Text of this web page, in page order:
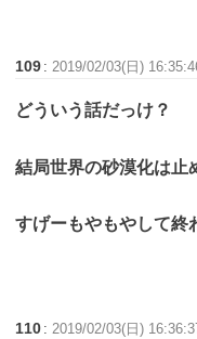
109 :2019/02/03(日)
どういう話だっけ？
結局世界の砂漠化は止
すげーもやもやして終
110 :2019/02/03(日)